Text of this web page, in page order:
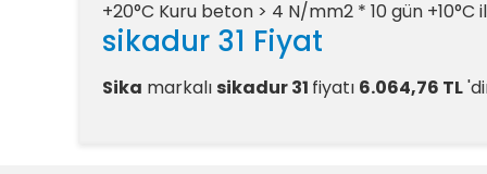
+20°C Kuru beton > 4 N/mm2 * 10 gün
sikadur 31 Fiyat
Sika markalı sikadur 31 fiyatı 6.064,76 TL